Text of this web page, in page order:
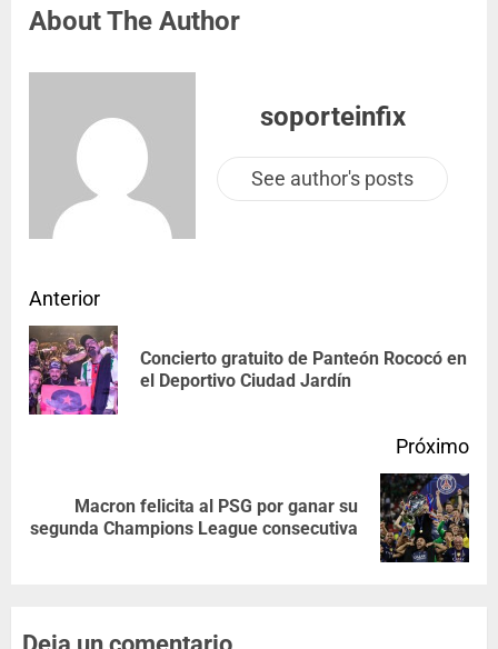
About The Author
soporteinfix
See author's posts
Anterior
Concierto gratuito de Panteón Rococó en
el Deportivo Ciudad Jardín
Próximo
Macron felicita al PSG por ganar su
segunda Champions League consecutiva